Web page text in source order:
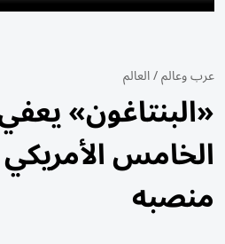
عرب وعالم/العالم
«البنتاغون»
الخامس
منصبه